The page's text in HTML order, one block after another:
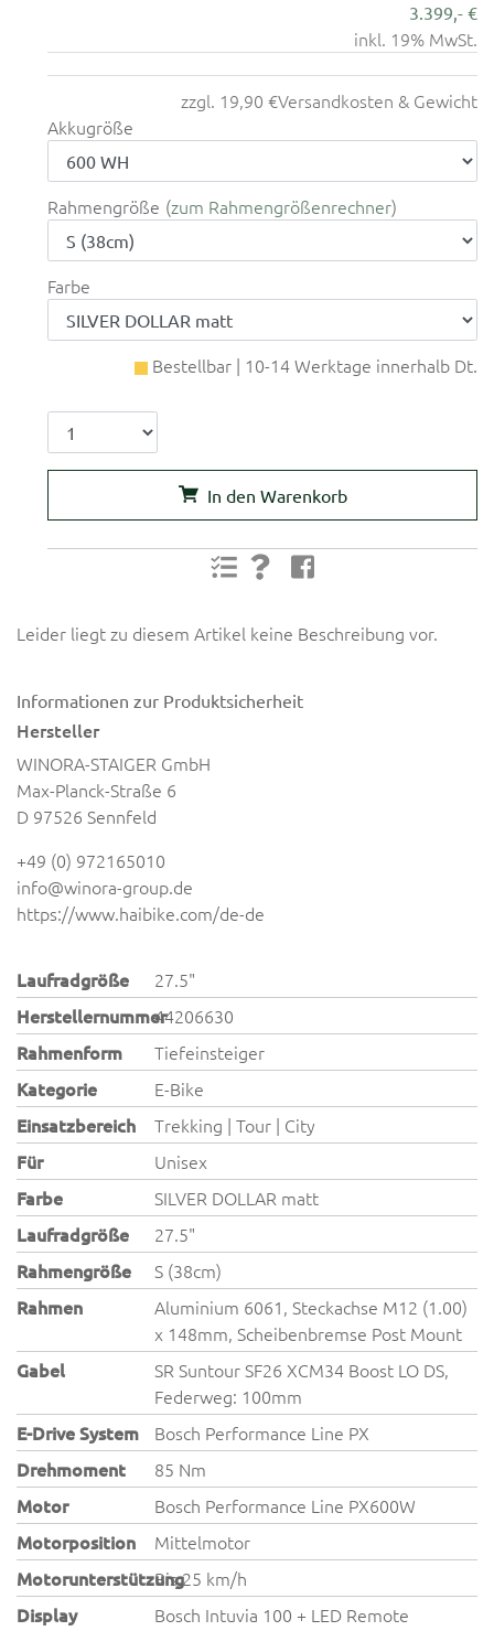
3.399,- €
inkl. 19% MwSt.
zzgl. 19,90 €Versandkosten & Gewicht
Akkugröße
Rahmengröße zum Rahmengrößenrechner
Farbe
Bestellbar | 10-14 Werktage innerhalb Dt.
In den Warenkorb
Leider liegt zu diesem Artikel keine Beschreibung vor.
Informationen zur Produktsicherheit
Hersteller
WINORA-STAIGER GmbH
Max-Planck-Straße 6
D 97526 Sennfeld
+49 (0) 972165010
info@winora-group.de
https://www.haibike.com/de-de
Laufradgröße
27.5"
Herstellernummer44206630
Rahmenform
Tiefeinsteiger
Kategorie
E-Bike
Einsatzbereich
Trekking | Tour | City
Für
Unisex
Farbe
SILVER DOLLAR matt
Laufradgröße
27.5"
Rahmengröße
S (38cm)
Rahmen
Aluminium 6061, Steckachse M12 (1.00)
x 148mm, Scheibenbremse Post Mount
Gabel
SR Suntour SF26 XCM34 Boost LO DS,
Federweg: 100mm
E-Drive System
Bosch Performance Line PX
Drehmoment
85 Nm
Motor
Bosch Performance Line PX600W
Motorposition
Mittelmotor
MotorunterstützungBis 25 km/h
Display
Bosch Intuvia 100 + LED Remote